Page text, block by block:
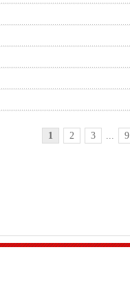
1 2 3 ... 9